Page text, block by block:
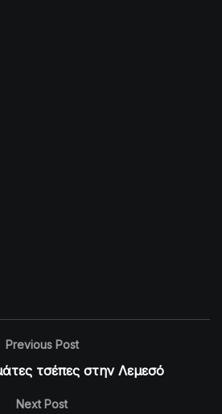
Previous Post
τσέπες στην Λεμεσό
Next Post